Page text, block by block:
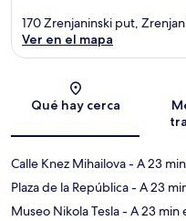
170 Zrenjaninski put,
Ver en el mapa
Qué hay cerca
Calle Knez Mihailova- A 23
Plaza de la República- A 23
Museo Nikola Tesla- A 23 min